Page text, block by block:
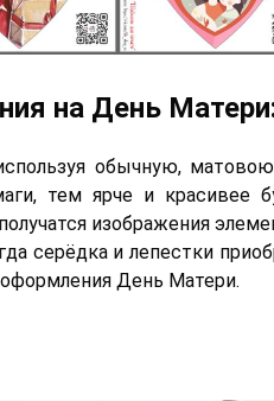
на День
обычную,
тем ярче и красивее
изображения
серёдка и лепестки
День Матери.